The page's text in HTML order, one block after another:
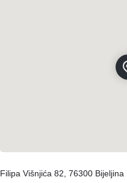
Filipa Višnjića 82, 76300 Bijeljina